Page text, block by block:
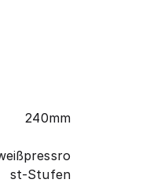
240mm
st-Stufen